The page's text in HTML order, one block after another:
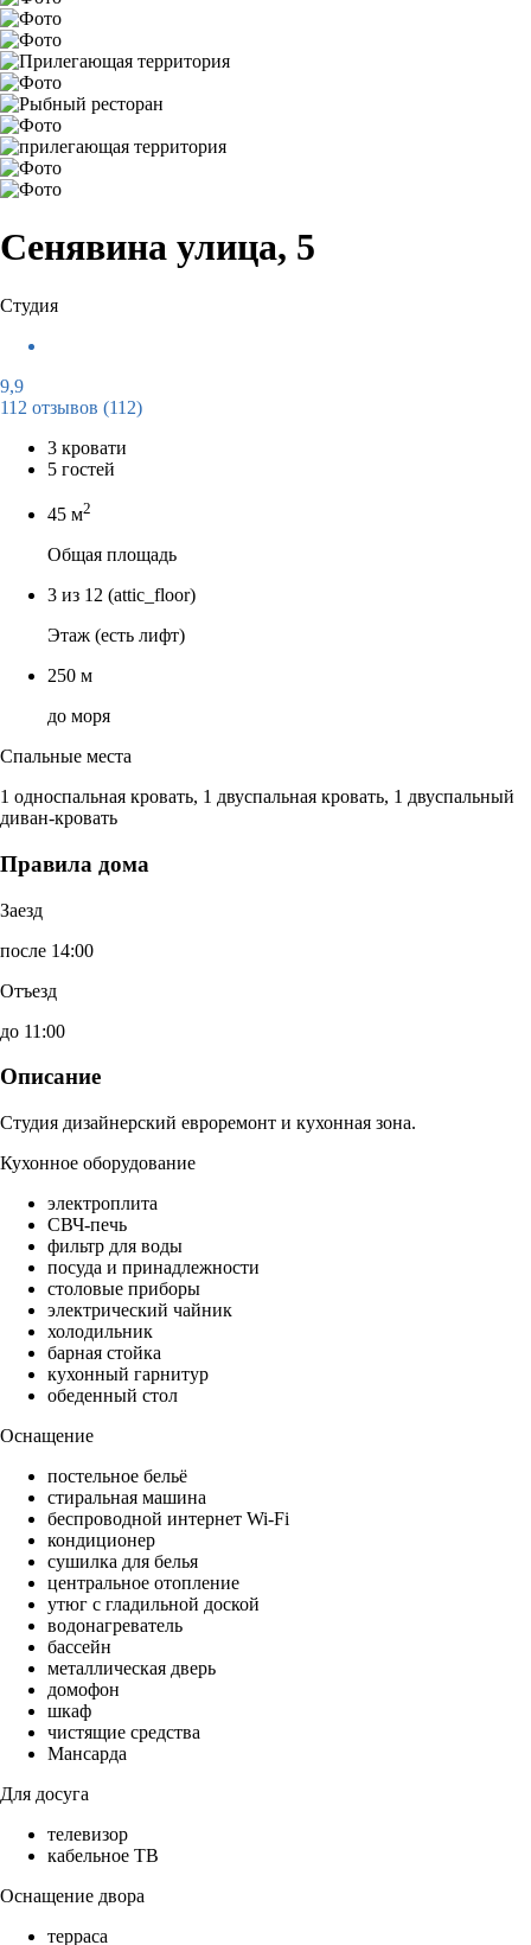
Сенявина улица, 5
Студия
9,9
112 отзывов (112)
3 кровати
5 гостей
45 м2
Общая площадь
3 из 12 (attic_floor)
Этаж (есть лифт)
250 м
до моря
Спальные места
1 односпальная кровать, 1 двуспальная кровать, 1 двуспальный
диван-кровать
Правила дома
Заезд
после 14:00
Отъезд
до 11:00
Описание
Студия дизайнерский евроремонт и кухонная зона.
Кухонное оборудование
электроплита
СВЧ-печь
фильтр для воды
посуда и принадлежности
столовые приборы
электрический чайник
холодильник
барная стойка
кухонный гарнитур
обеденный стол
Оснащение
постельное бельё
стиральная машина
беспроводной интернет Wi-Fi
кондиционер
сушилка для белья
центральное отопление
утюг с гладильной доской
водонагреватель
бассейн
металлическая дверь
домофон
шкаф
чистящие средства
Мансарда
Для досуга
телевизор
кабельное ТВ
Оснащение двора
терраса